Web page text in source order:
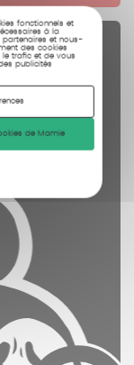
fonctionnels et
à la
partenaires et nous-
des cookies
le trafic et de vous
publicités
de Mamie